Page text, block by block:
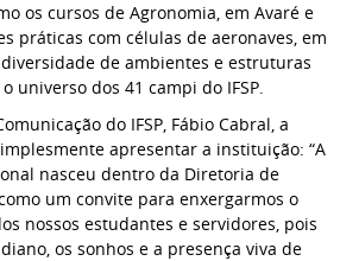
os cursos de Agronomia, em Avaré e
práticas com células de aeronaves, em
de ambientes e estruturas
universo dos 41 campi do IFSP.
do IFSP, Fábio Cabral, a
apresentar a instituição: “A
nasceu dentro da Diretoria de
um convite para enxergarmos o
nossos estudantes e servidores, pois
os sonhos e a presença viva de